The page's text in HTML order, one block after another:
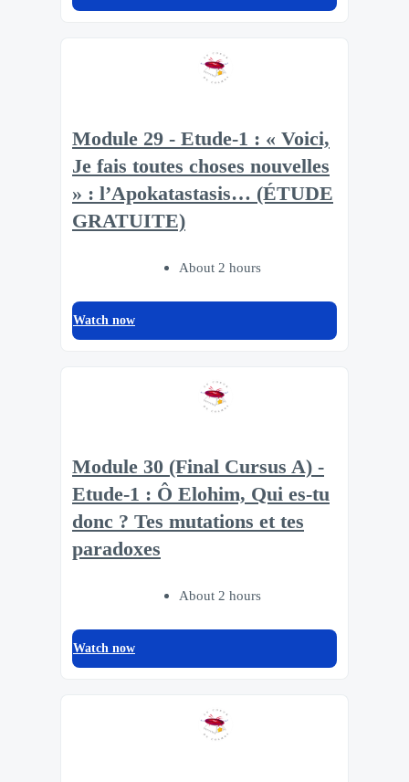
Module 29 - Etude-1 : « Voici,
Je fais toutes choses nouvelles
» : l’Apokatastasis… (ÉTUDE
GRATUITE)
About 2 hours
Watch now
Module 30 (Final Cursus A) -
Etude-1 : Ô Elohim, Qui es-tu
donc ? Tes mutations et tes
paradoxes
About 2 hours
Watch now